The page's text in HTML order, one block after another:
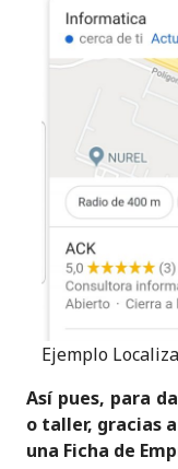
Ejemplo
Así pues, para
o taller, gracias
una Ficha de